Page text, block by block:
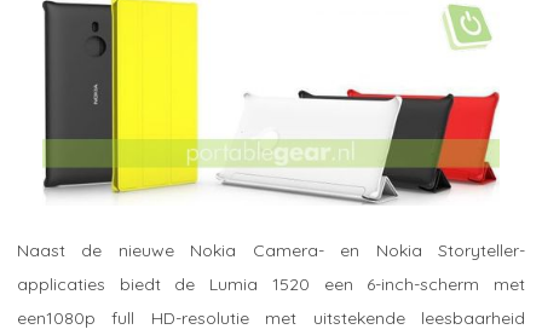
Naast de nieuwe Nokia Camera- en Nokia Storyteller-
applicaties biedt de Lumia 1520 een 6-inch-scherm met
een1080p full HD-resolutie met uitstekende leesbaarheid